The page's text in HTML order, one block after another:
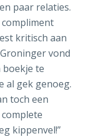
paar relaties.
kritisch aan
vond
te
al gek genoeg.
toch een
kippenvel!”